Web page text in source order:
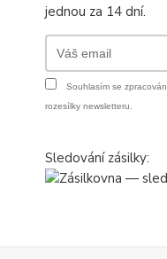
jednou za 14 dní.
Souhlasím se
rozesílky newsletteru.
Sledování zásilky: